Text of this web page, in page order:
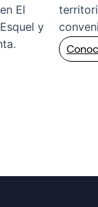
El
y